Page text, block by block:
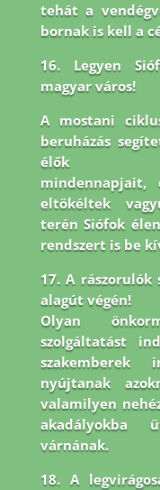
tehát a
bornak is kell a
16. Legyen
magyar város!
A mostani
beruházás
élők
eltökéltek
terén Siófok
rendszert is be
17. A rászorulók
alagút végén!
Olyan
szolgáltatást
szakemberek
nyújtanak
valamilyen
akadályokba
várnának.
18. A